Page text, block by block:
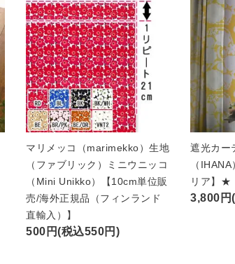
マリメッコ（marimekko）生地
（ファブリック）ミニウニッコ
（Mini Unikko）【10cm単位販
売/海外正規品（フィンランド
直輸入）】
500円(税込550円)
遮光カー
（
リア】★
3,800円